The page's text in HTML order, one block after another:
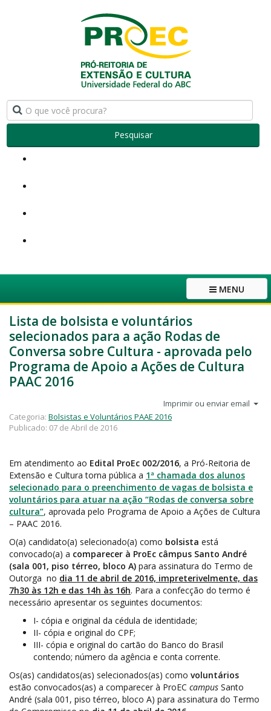
Pesquisar
MENU
Lista de bolsista e voluntários
selecionados para a ação Rodas de
Conversa sobre Cultura - aprovada pelo
Programa de Apoio a Ações de Cultura
PAAC 2016
Imprimir ou enviar email
Categoria: Bolsistas e Voluntários PAAE 2016
Publicado: 07 de Abril de 2016
Em atendimento ao Edital ProEc 002/2016, a Pró-Reitoria de
Extensão e Cultura torna pública a 1ª chamada dos alunos
selecionado para o preenchimento de vagas de bolsista e
voluntários para atuar na ação “Rodas de conversa sobre
cultura”, aprovada pelo Programa de Apoio a Ações de Cultura
– PAAC 2016.
O(a) candidato(a) selecionado(a) como bolsista está
convocado(a) a comparecer à ProEc câmpus Santo André
(sala 001, piso térreo, bloco A) para assinatura do Termo de
Outorga no dia 11 de abril de 2016, impreterivelmente, das
7h30 às 12h e das 14h às 16h. Para a confecção do termo é
necessário apresentar os seguintes documentos:
I- cópia e original da cédula de identidade;
II- cópia e original do CPF;
III- cópia e original do cartão do Banco do Brasil
contendo; número da agência e conta corrente.
Os(as) candidatos(as) selecionados(as) como voluntários
estão convocados(as) a comparecer à ProEC campus Santo
André (sala 001, piso térreo, bloco A) para assinatura do Termo